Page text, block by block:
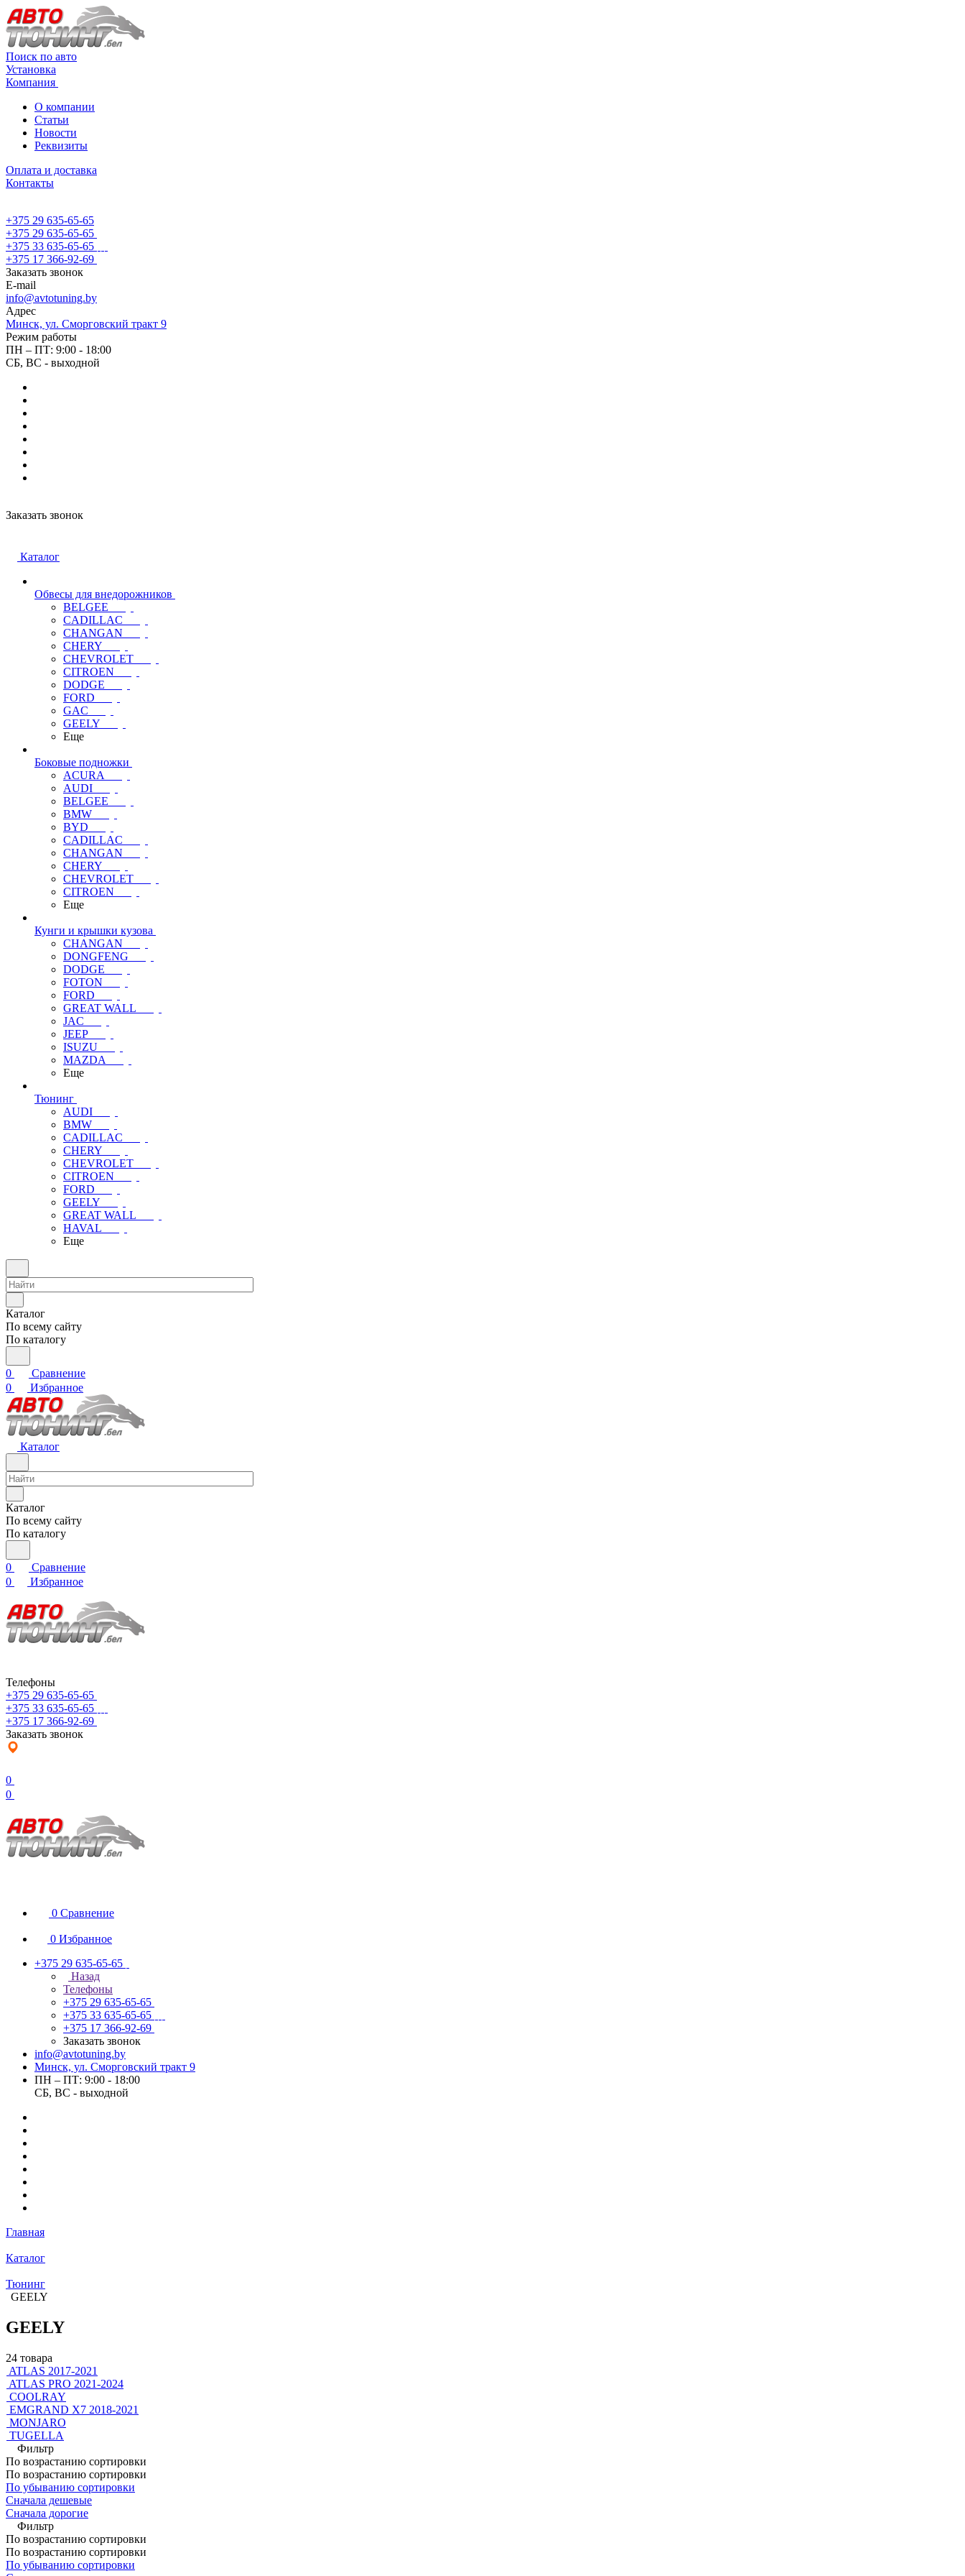
Поиск по авто
Установка
Компания
О компании
Статьи
Новости
Реквизиты
Оплата и доставка
Контакты
+375 29 635-65-65
+375 29 635-65-65
+375 33 635-65-65
+375 17 366-92-69
Заказать звонок
E-mail
info@avtotuning.by
Адрес
Минск, ул. Сморговский тракт 9
Режим работы
ПН – ПТ: 9:00 - 18:00
СБ, ВС - выходной
Заказать звонок
Каталог
Обвесы для внедорожников
BELGEE
CADILLAC
CHANGAN
CHERY
CHEVROLET
CITROEN
DODGE
FORD
GAC
GEELY
Еще
Боковые подножки
ACURA
AUDI
BELGEE
BMW
BYD
CADILLAC
CHANGAN
CHERY
CHEVROLET
CITROEN
Еще
Кунги и крышки кузова
CHANGAN
DONGFENG
DODGE
FOTON
FORD
GREAT WALL
JAC
JEEP
ISUZU
MAZDA
Еще
Тюнинг
AUDI
BMW
CADILLAC
CHERY
CHEVROLET
CITROEN
FORD
GEELY
GREAT WALL
HAVAL
Еще
Каталог
По всему сайту
По каталогу
0
Сравнение
0
Избранное
Каталог
Каталог
По всему сайту
По каталогу
0
Сравнение
0
Избранное
Телефоны
+375 29 635-65-65
+375 33 635-65-65
+375 17 366-92-69
Заказать звонок
0
0
0 Сравнение
0 Избранное
+375 29 635-65-65
Назад
Телефоны
+375 29 635-65-65
+375 33 635-65-65
+375 17 366-92-69
Заказать звонок
info@avtotuning.by
Минск, ул. Сморговский тракт 9
ПН – ПТ: 9:00 - 18:00
СБ, ВС - выходной
Главная
Каталог
Тюнинг
GEELY
GEELY
24 товара
ATLAS 2017-2021
ATLAS PRO 2021-2024
COOLRAY
EMGRAND X7 2018-2021
MONJARO
TUGELLA
Фильтр
По возрастанию сортировки
По возрастанию сортировки
По убыванию сортировки
Сначала дешевые
Сначала дорогие
Фильтр
По возрастанию сортировки
По возрастанию сортировки
По убыванию сортировки